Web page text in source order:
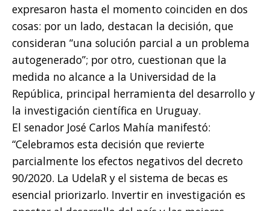
expresaron hasta el momento coinciden en dos
cosas: por un lado, destacan la decisión, que
consideran “una solución parcial a un problema
autogenerado”; por otro, cuestionan que la
medida no alcance a la Universidad de la
República, principal herramienta del desarrollo y
la investigación científica en Uruguay.
El senador José Carlos Mahía manifestó:
“Celebramos esta decisión que revierte
parcialmente los efectos negativos del decreto
90/2020. La UdelaR y el sistema de becas es
esencial priorizarlo. Invertir en investigación es